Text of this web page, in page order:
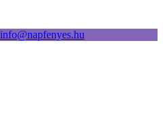
info@napfenyes.hu